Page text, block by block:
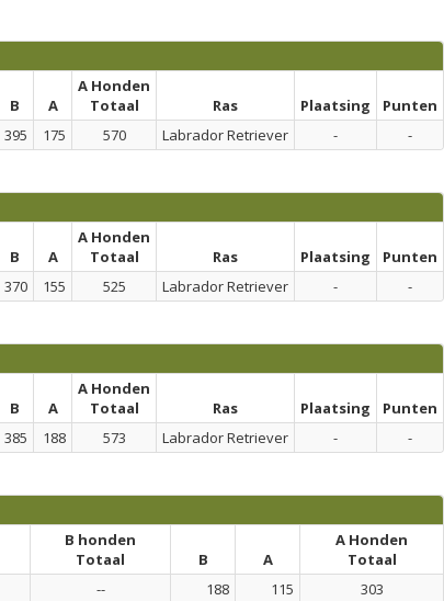
B A
A Honden
Totaal
Ras Plaatsing
Punten
395 175 570 Labrador Retriever - -
B A
A Honden
Totaal
Ras Plaatsing
Punten
370 155 525 Labrador Retriever - -
B A
A Honden
Totaal
Ras Plaatsing
Punten
385 188 573 Labrador Retriever - -
B honden
Totaal
B A
A Honden
Totaal
-- 188 115 303